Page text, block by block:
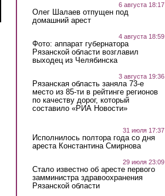
6 августа 18:17
Олег Шалаев отпущен под
домашний арест
4 августа 18:59
Фото: аппарат губернатора
Рязанской области возглавил
выходец из Челябинска
3 августа 19:36
Рязанская область заняла 73-е
место из 85-ти в рейтинге регионов
по качеству дорог, который
составило «РИА Новости»
31 июля 17:37
Исполнилось полтора года со дня
ареста Константина Смирнова
29 июля 23:09
Стало известно об аресте первого
замминистра здравоохранения
Рязанской области